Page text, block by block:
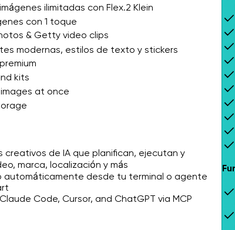
ilimitadas con Flex.2 Klein
con 1 toque
& Getty video clips
modernas, estilos de texto y stickers
kits
at once
creativos de IA que planifican, ejecutan y
marca, localización y más
automáticamente desde tu terminal o agente
Code, Cursor, and ChatGPT via MCP